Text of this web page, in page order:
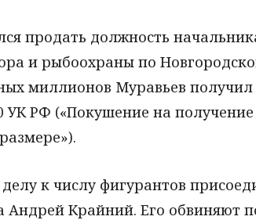
продать должность
и рыбоохраны по
миллионов Муравьев получил
УК РФ («Покушение на
к числу фигурантов
Андрей Крайний. Его обвиняют